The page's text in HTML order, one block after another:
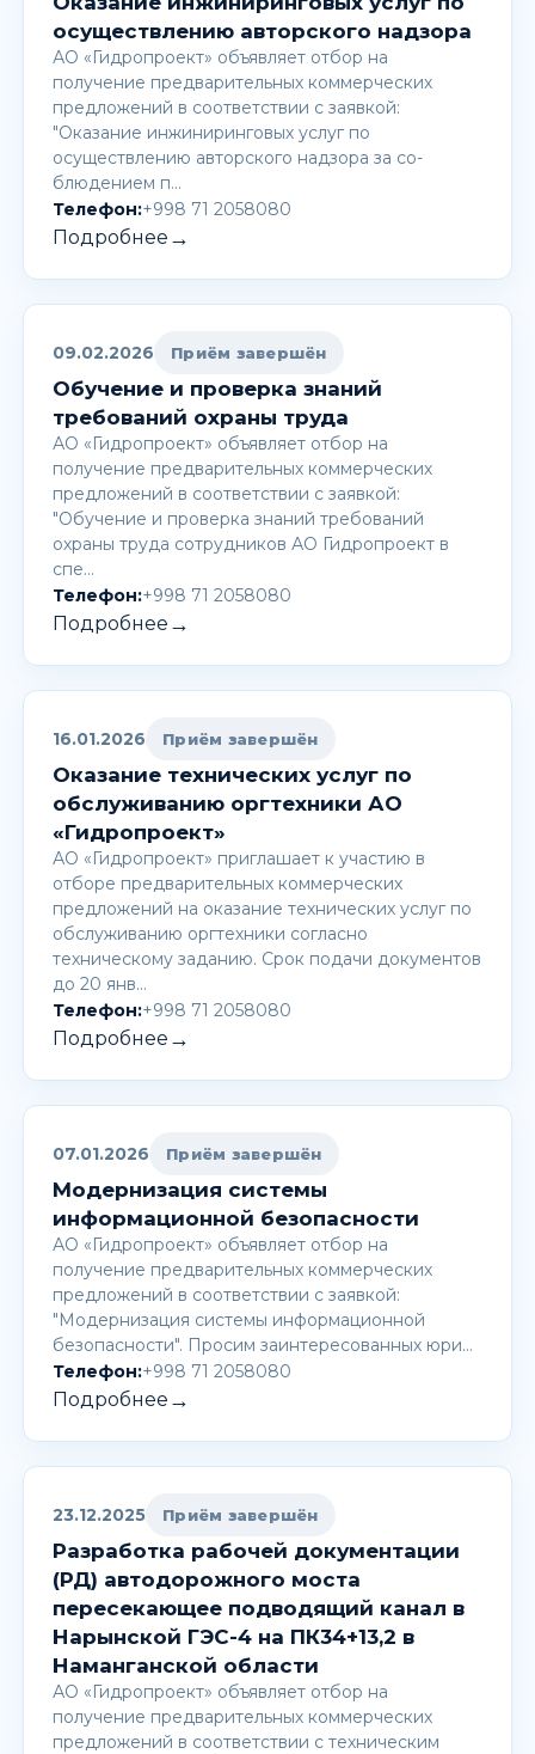
осуществлению авторского надзора
АО «Гидропроект» объявляет отбор на
получение предварительных коммерческих
предложений в соответствии с заявкой:
"Оказание инжиниринговых услуг по
осуществлению авторского надзора за со-
блюдением п…
Телефон:+998 71 2058080
Подробнее →
09.02.2026 Приём завершён
Обучение и проверка знаний
требований охраны труда
АО «Гидропроект» объявляет отбор на
получение предварительных коммерческих
предложений в соответствии с заявкой:
"Обучение и проверка знаний требований
охраны труда сотрудников АО Гидропроект в
спе…
Телефон:+998 71 2058080
Подробнее →
16.01.2026 Приём завершён
Оказание технических услуг по
обслуживанию оргтехники АО
«Гидропроект»
АО «Гидропроект» приглашает к участию в
отборе предварительных коммерческих
предложений на оказание технических услуг по
обслуживанию оргтехники согласно
техническому заданию. Срок подачи документов
до 20 янв…
Телефон:+998 71 2058080
Подробнее →
07.01.2026 Приём завершён
Модернизация системы
информационной безопасности
АО «Гидропроект» объявляет отбор на
получение предварительных коммерческих
предложений в соответствии с заявкой:
"Модернизация системы информационной
безопасности". Просим заинтересованных юри…
Телефон:+998 71 2058080
Подробнее →
23.12.2025 Приём завершён
Разработка рабочей документации
(РД) автодорожного моста
пересекающее подводящий канал в
Нарынской ГЭС-4 на ПК34+13,2 в
Наманганской области
АО «Гидропроект» объявляет отбор на
получение предварительных коммерческих
предложений в соответствии с техническим